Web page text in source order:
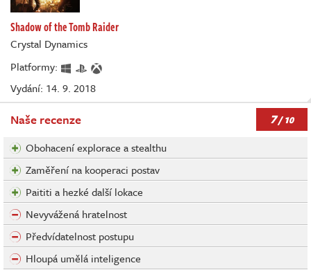
Shadow of the Tomb Raider
Crystal Dynamics
Platformy:
Vydání: 14. 9. 2018
Naše recenze 7/ 10
Obohacení explorace a stealthu
Zaměření na kooperaci postav
Paititi a hezké další lokace
Nevyvážená hratelnost
Předvídatelnost postupu
Hloupá umělá inteligence